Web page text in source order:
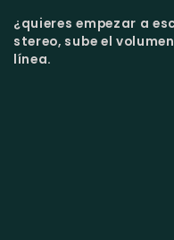
¿quieres empezar a
stereo, sube el
línea.